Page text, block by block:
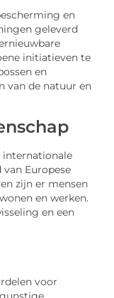
en
geleverd
initiatieven te
en
van de natuur en
internationale
Europese
zijn er mensen
en werken.
en een
voor